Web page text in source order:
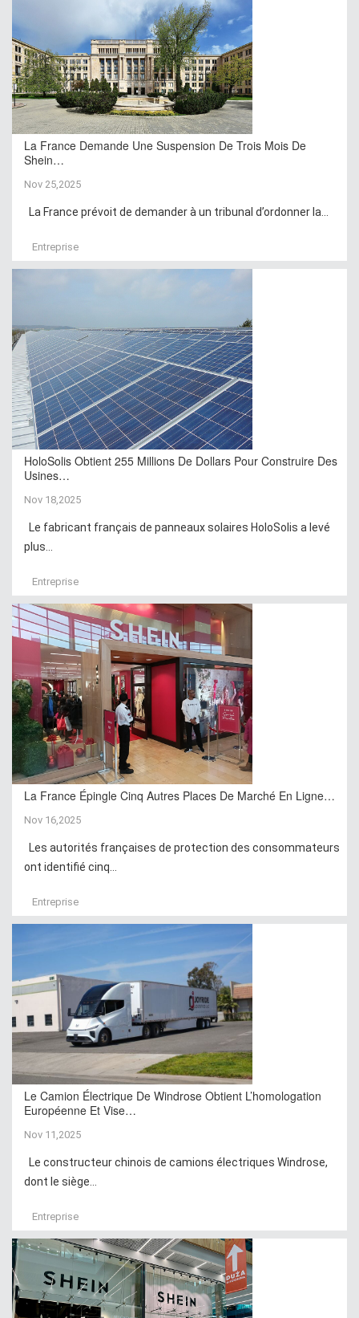
La France Demande Une Suspension De Trois Mois De
Shein…
Nov 25,2025
La France prévoit de demander à un tribunal d’ordonner la...
Entreprise
HoloSolis Obtient 255 Millions De Dollars Pour Construire Des
Usines…
Nov 18,2025
Le fabricant français de panneaux solaires HoloSolis a levé
plus...
Entreprise
La France Épingle Cinq Autres Places De Marché En Ligne…
Nov 16,2025
Les autorités françaises de protection des consommateurs
ont identifié cinq...
Entreprise
Le Camion Électrique De Windrose Obtient L’homologation
Européenne Et Vise…
Nov 11,2025
Le constructeur chinois de camions électriques Windrose,
dont le siège...
Entreprise